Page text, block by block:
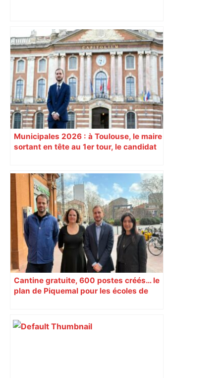
Municipales 2026 à Toulouse : Carole
Delga appelle à voter Briançon et
maintient son opposition à l’alliance
avec les Insoumis – ladepeche.fr
Municipales 2026 : à Toulouse, le maire
sortant en tête au 1er tour, le candidat
Cantine gratuite, 600 postes créés… le
plan de Piquemal pour les écoles de